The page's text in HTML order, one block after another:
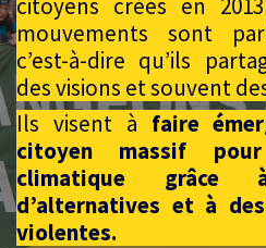
citoyens créés en
mouvements sont
c’est-à-dire qu’ils
des visions et souvent
Ils visent à faire
citoyen massif
climatique grâce
d’alternatives et à
violentes.